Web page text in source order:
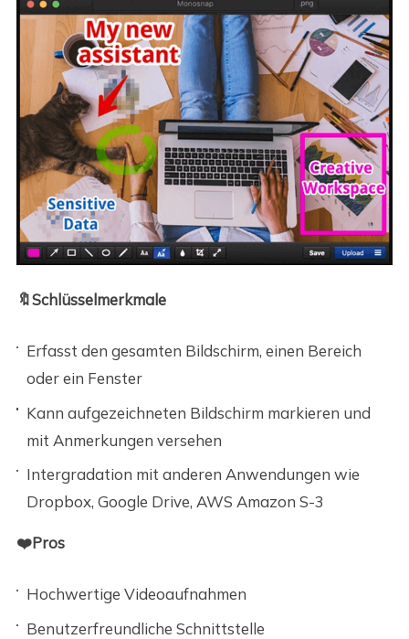
🔖Schlüsselmerkmale
Erfasst den gesamten Bildschirm, einen Bereich
oder ein Fenster
Kann aufgezeichneten Bildschirm markieren und
mit Anmerkungen versehen
Intergradation mit anderen Anwendungen wie
Dropbox, Google Drive, AWS Amazon S-3
❤️Pros
Hochwertige Videoaufnahmen
Benutzerfreundliche Schnittstelle